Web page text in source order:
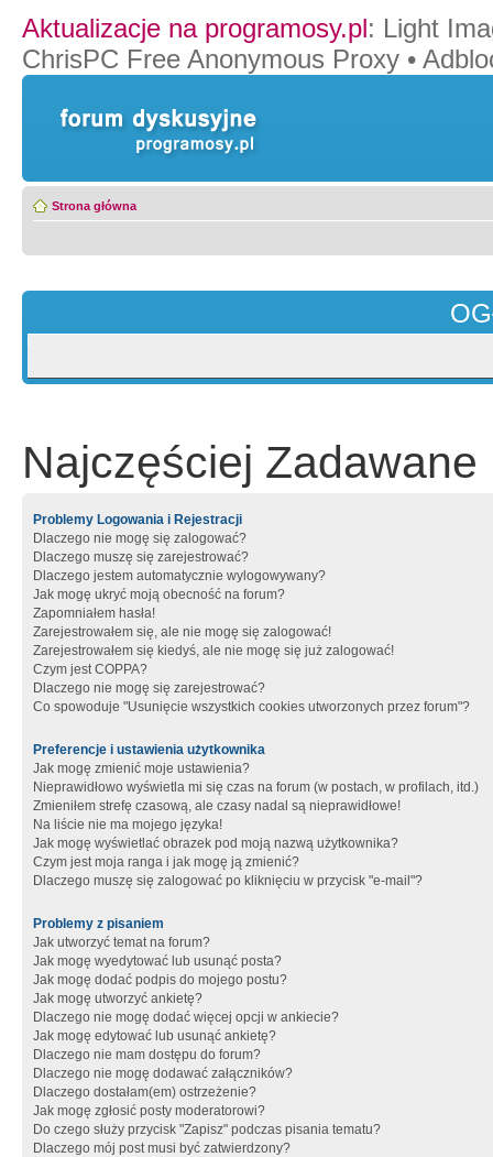
Aktualizacje na programosy.pl: Light
ChrisPC Free Anonymous Proxy •
Strona główna
Najczęściej Zadawane
Problemy Logowania i Rejestracji
Dlaczego nie mogę się zalogować?
Dlaczego muszę się zarejestrować?
Dlaczego jestem automatycznie wylogowywany?
Jak mogę ukryć moją obecność na forum?
Zapomniałem hasła!
Zarejestrowałem się, ale nie mogę się zalogować!
Zarejestrowałem się kiedyś, ale nie mogę się już zalogować!
Czym jest COPPA?
Dlaczego nie mogę się zarejestrować?
Co spowoduje "Usunięcie wszystkich cookies utworzonych przez forum"?
Preferencje i ustawienia użytkownika
Jak mogę zmienić moje ustawienia?
Nieprawidłowo wyświetla mi się czas na forum (w postach, w profilach, itd.)
Zmieniłem strefę czasową, ale czasy nadal są nieprawidłowe!
Na liście nie ma mojego języka!
Jak mogę wyświetlać obrazek pod moją nazwą użytkownika?
Czym jest moja ranga i jak mogę ją zmienić?
Dlaczego muszę się zalogować po kliknięciu w przycisk "e-mail"?
Problemy z pisaniem
Jak utworzyć temat na forum?
Jak mogę wyedytować lub usunąć posta?
Jak mogę dodać podpis do mojego postu?
Jak mogę utworzyć ankietę?
Dlaczego nie mogę dodać więcej opcji w ankiecie?
Jak mogę edytować lub usunąć ankietę?
Dlaczego nie mam dostępu do forum?
Dlaczego nie mogę dodawać załączników?
Dlaczego dostałam(em) ostrzeżenie?
Jak mogę zgłosić posty moderatorowi?
Do czego służy przycisk "Zapisz" podczas pisania tematu?
Dlaczego mój post musi być zatwierdzony?